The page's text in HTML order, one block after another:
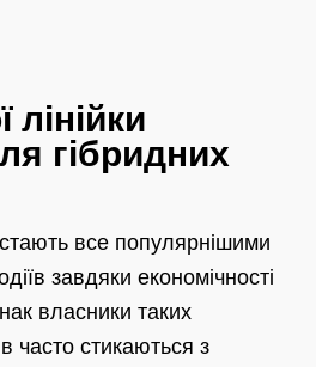
лінійки
гібридних
стають все популярнішими
завдяки економічності
власники таких
часто стикаються з